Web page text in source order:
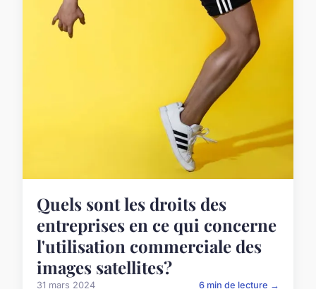
Quels sont les droits des
entreprises en ce qui concerne
l'utilisation commerciale des
images satellites?
31 mars 2024 6 min de lecture →